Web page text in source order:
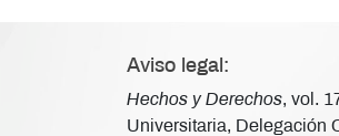
Aviso legal:
Hechos y Derechos, vol.
Universitaria, Delegación